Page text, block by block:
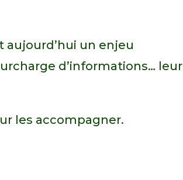
aujourd’hui un enjeu
d’informations… leur
les accompagner.